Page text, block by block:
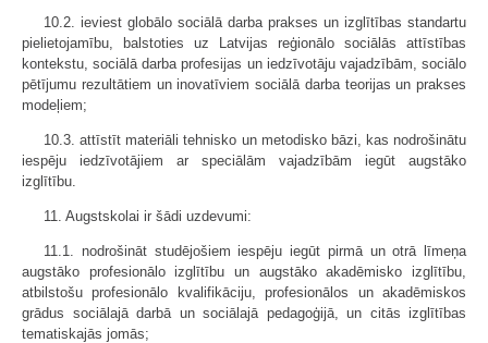
10.2. ieviest globālo sociālā darba prakses un izglītības standartu
pielietojamību, balstoties uz Latvijas reģionālo sociālās attīstības
kontekstu, sociālā darba profesijas un iedzīvotāju vajadzībām, sociālo
pētījumu rezultātiem un inovatīviem sociālā darba teorijas un prakses
modeļiem;
10.3. attīstīt materiāli tehnisko un metodisko bāzi, kas nodrošinātu
iespēju iedzīvotājiem ar speciālām vajadzībām iegūt augstāko
izglītību.
11. Augstskolai ir šādi uzdevumi:
11.1. nodrošināt studējošiem iespēju iegūt pirmā un otrā līmeņa
augstāko profesionālo izglītību un augstāko akadēmisko izglītību,
atbilstošu profesionālo kvalifikāciju, profesionālos un akadēmiskos
grādus sociālajā darbā un sociālajā pedagoģijā, un citās izglītības
tematiskajās jomās;